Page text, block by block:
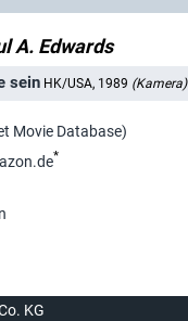
A. Edwards
sein HK/USA, 1989 (Kamera)
Movie Database)
*
KG